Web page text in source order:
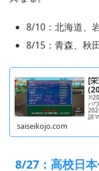
8/10：北海道、
8/15：青森、秋
[
パ
訓
saiseikojo.com
8/27：高校日